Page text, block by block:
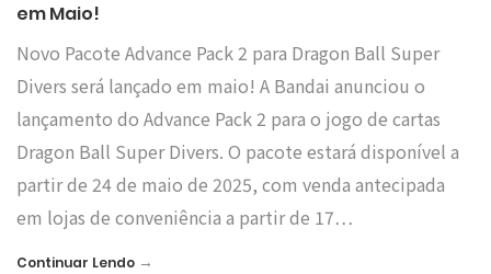
em Maio!
Novo Pacote Advance Pack 2 para Dragon Ball Super
Divers será lançado em maio! A Bandai anunciou o
lançamento do Advance Pack 2 para o jogo de cartas
Dragon Ball Super Divers. O pacote estará disponível a
partir de 24 de maio de 2025, com venda antecipada
em lojas de conveniência a partir de 17…
Continuar Lendo →